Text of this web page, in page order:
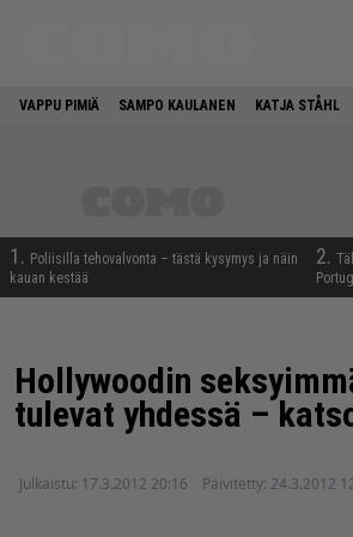
VAPPU PIMIÄ SAMPO KAULANEN KATJA STÅHL
1. Poliisilla tehovalvonta – tästä kysymys ja näin
kauan kestää
2.
Hollywoodin
tulevat yhdessä –
Julkaistu: 17.3.2012 20:16 Päivitetty: 24.3.2012